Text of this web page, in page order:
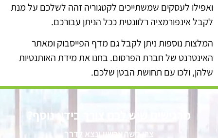
ואפילו לעסקים שמשתייכים לקטגוריה זהה לשלכם על מנת
לקבל אינפורמציה רלוונטית ככל הניתן עבורכם.
המלצות נוספות ניתן לקבל גם מדף הפייסבוק ומאתר
האינטרנט של חברת הפרסום. בחנו את מידת האותנטיות
שלהן, ולכו עם תחושת הבטן שלכם.
מרגישים שיש לכם צורך בידע נוסף?
צרו קשר עכשיו ונצא לדרך